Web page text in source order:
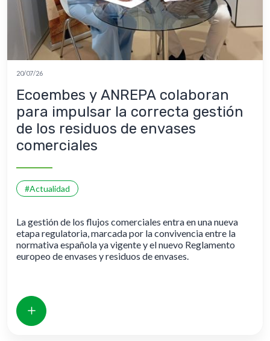
20/07/26
Ecoembes y ANREPA colaboran
para impulsar la correcta gestión
de los residuos de envases
comerciales
#Actualidad
La gestión de los flujos comerciales entra en una nueva
etapa regulatoria, marcada por la convivencia entre la
normativa española ya vigente y el nuevo Reglamento
europeo de envases y residuos de envases.